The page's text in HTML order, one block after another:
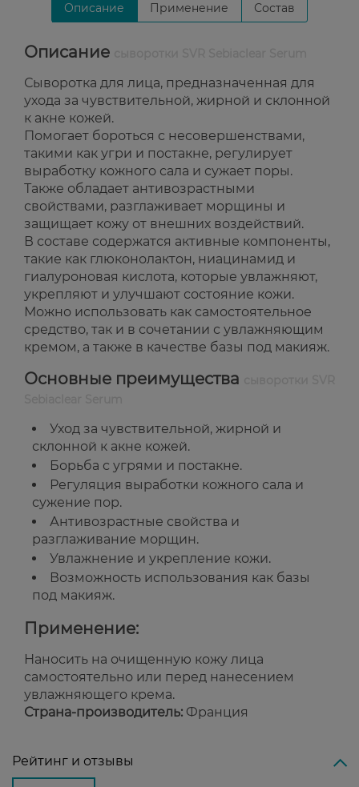
Описание Применение Состав
Описание
Сыворотка для лица, предназначенная для
ухода за чувствительной, жирной и склонной
к акне кожей.
Помогает бороться с несовершенствами,
такими как угри и постакне, регулирует
выработку кожного сала и сужает поры.
Также обладает антивозрастными
свойствами, разглаживает морщины и
защищает кожу от внешних воздействий.
В составе содержатся активные компоненты,
такие как глюконолактон, ниацинамид и
гиалуроновая кислота, которые увлажняют,
укрепляют и улучшают состояние кожи.
Можно использовать как самостоятельное
средство, так и в сочетании с увлажняющим
кремом, а также в качестве базы под макияж.
Основные преимущества
Уход за чувствительной, жирной и
склонной к акне кожей.
Борьба с угрями и постакне.
Регуляция выработки кожного сала и
сужение пор.
Антивозрастные свойства и
разглаживание морщин.
Увлажнение и укрепление кожи.
Возможность использования как базы
под макияж.
Применение:
Наносить на очищенную кожу лица
самостоятельно или перед нанесением
увлажняющего крема.
Страна-производитель: Франция
Рейтинг и отзывы